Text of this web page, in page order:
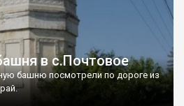
в с.Почтовое
башню посмотрели по дороге из